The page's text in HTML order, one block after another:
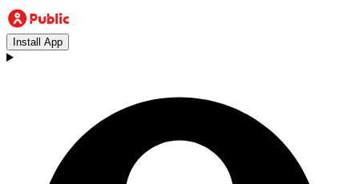
Install App